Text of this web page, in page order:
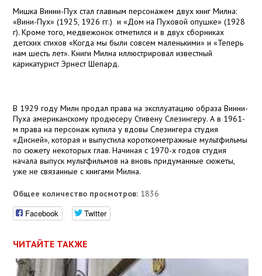
Мишка Винни-Пух стал главным персонажем двух книг Милна:
«Вини-Пух» (1925, 1926 гг.) и «Дом на Пуховой опушке» (1928
г). Кроме того, медвежонок отметился и в двух сборниках
детских стихов «Когда мы были совсем маленькими» и «Теперь
нам шесть лет». Книги Милна иллюстрировал известный
карикатурист Эрнест Шепард.
В 1929 году Милн продал права на эксплуатацию образа Винни-
Пуха американскому продюсеру Стивену Слезингеру. А в 1961-
м права на персонаж купила у вдовы Слезингера студия
«Дисней», которая и выпустила короткометражные мультфильмы
по сюжету некоторых глав. Начиная с 1970-х годов студия
начала выпуск мультфильмов на вновь придуманные сюжеты,
уже не связанные с книгами Милна.
Общее количество просмотров: 1836
Facebook Twitter
ЧИТАЙТЕ ТАКЖЕ